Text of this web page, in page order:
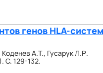
генов HLA-
А.Т., Гусарук Л.Р.
С. 129-132.